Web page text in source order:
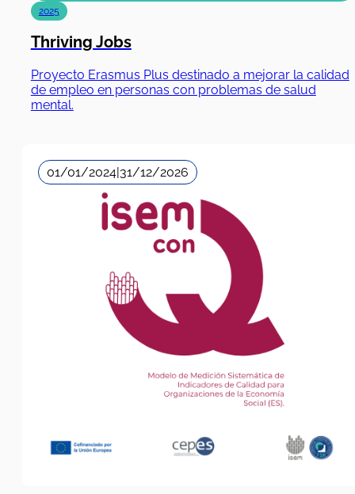
2025
Thriving Jobs
Proyecto Erasmus Plus destinado a mejorar la calidad
de empleo en personas con problemas de salud
mental.
01/01/2024 31/12/2026